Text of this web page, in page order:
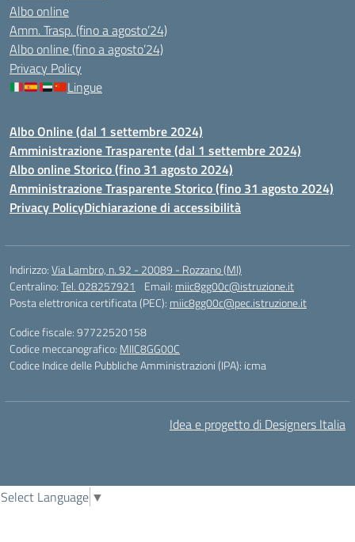
Albo online
Amm. Trasp. (fino a agosto’24)
Albo online (fino a agosto’24)
Privacy Policy
Lingue
Albo Online (dal 1 settembre 2024)
Amministrazione Trasparente (dal 1 settembre 2024)
Albo online Storico (fino 31 agosto 2024)
Amministrazione Trasparente Storico (fino 31 agosto 2024)
Privacy PolicyDichiarazione di accessibilità
Indirizzo:Via Lambro, n. 92 - 20089 - Rozzano (MI)
Centralino:Tel. 028257921 Email: miic8gg00c@istruzione.it
Posta elettronica certificata (PEC): miic8gg00c@pec.istruzione.it
Codice fiscale: 97722520158
Codice meccanografico: MIIC8GG00C
Codice Indice delle Pubbliche Amministrazioni (IPA): icma
Idea e progetto di Designers Italia
Select Language ▼